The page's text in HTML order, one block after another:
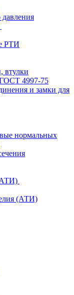
давления
РТИ
втулки
4997-75
и замки для
нормальных
(АТИ)